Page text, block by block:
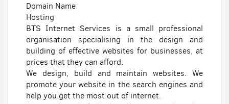
Domain Name
Hosting
BTS Internet Services is a small professional
organisation specialising in the design and
building of effective websites for businesses, at
prices that they can afford.
We design, build and maintain websites. We
promote your website in the search engines and
help you get the most out of internet.